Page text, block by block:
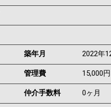
築年月 2022年
管理費 15,000円
仲介手数料 0ヶ月